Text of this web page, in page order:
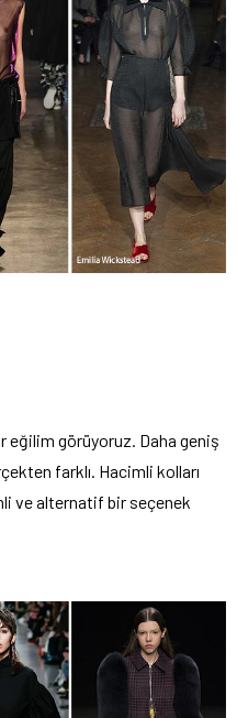
eğilim görüyoruz. Daha geniş
farklı. Hacimli kolları
ve alternatif bir seçenek